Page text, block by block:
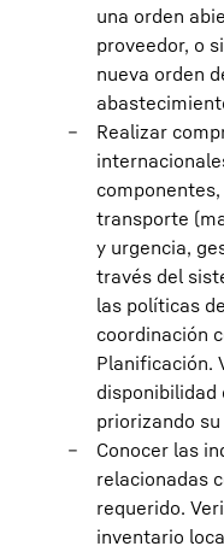
una orden
proveedor, o
nueva orden
Realizar
transporte
y urgencia,
través del
las políticas
coordinación
Planificación.
disponibilidad
priorizando
Conocer las
relacionadas
requerido.
inventario